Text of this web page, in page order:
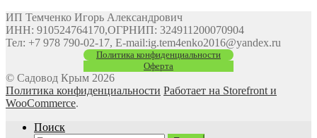
ИП Темченко Игорь Александрович
ИНН: 910524764170,ОГРНИП: 324911200070904
Тел: +7 978 790-02-17, E-mail:ig.tem4enko2016@yandex.ru
Политика конфиденциальности
Оферта
© Садовод Крым 2026
Политика конфиденциальности Работает на Storefront и
WooCommerce.
Поиск